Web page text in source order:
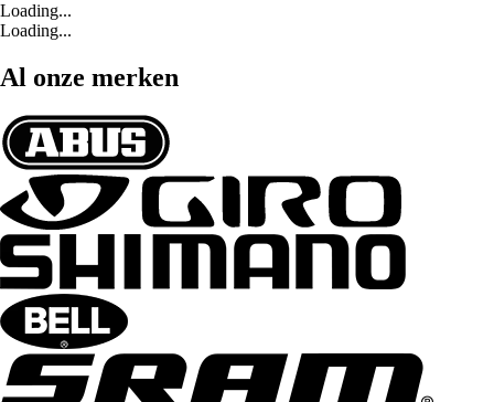
Loading...
Loading...
Al onze merken